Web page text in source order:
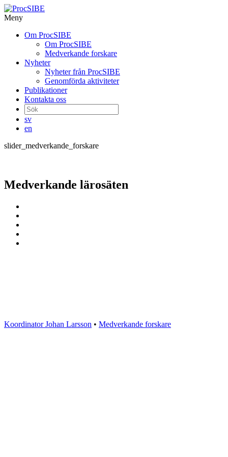
Meny
innehåll
Om ProcSIBE
Om ProcSIBE
Medverkande forskare
Nyheter
Nyheter från ProcSIBE
Genomförda aktiviteter
Publikationer
Kontakta oss
Sök
efter:
sv
en
slider_medverkande_forskare
Medverkande lärosäten
Koordinator Johan Larsson • Medverkande forskare